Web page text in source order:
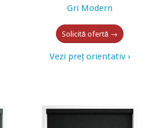
Gri Modern
Solicită ofertă →
Vezi preț orientativ ›